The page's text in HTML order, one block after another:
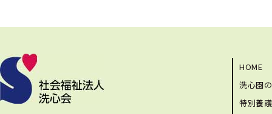
HOME
洗心園
特別養